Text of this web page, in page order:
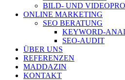
BILD- UND
ONLINE MARKETING
SEO BERATUNG
KEYWORD-
SEO-AUDIT
ÜBER UNS
REFERENZEN
MADDAZIN
KONTAKT